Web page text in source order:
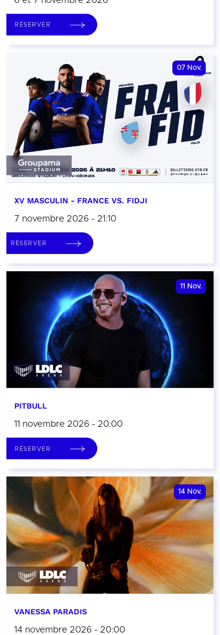
RÉSERVER
07 Nov.
XV MASCULIN - FRANCE VS. FIDJI
7 novembre 2026 - 21:10
RÉSERVER
11 Nov.
PITBULL
11 novembre 2026 - 20:00
RÉSERVER
14 Nov.
VANESSA PARADIS
14 novembre 2026 - 20:00